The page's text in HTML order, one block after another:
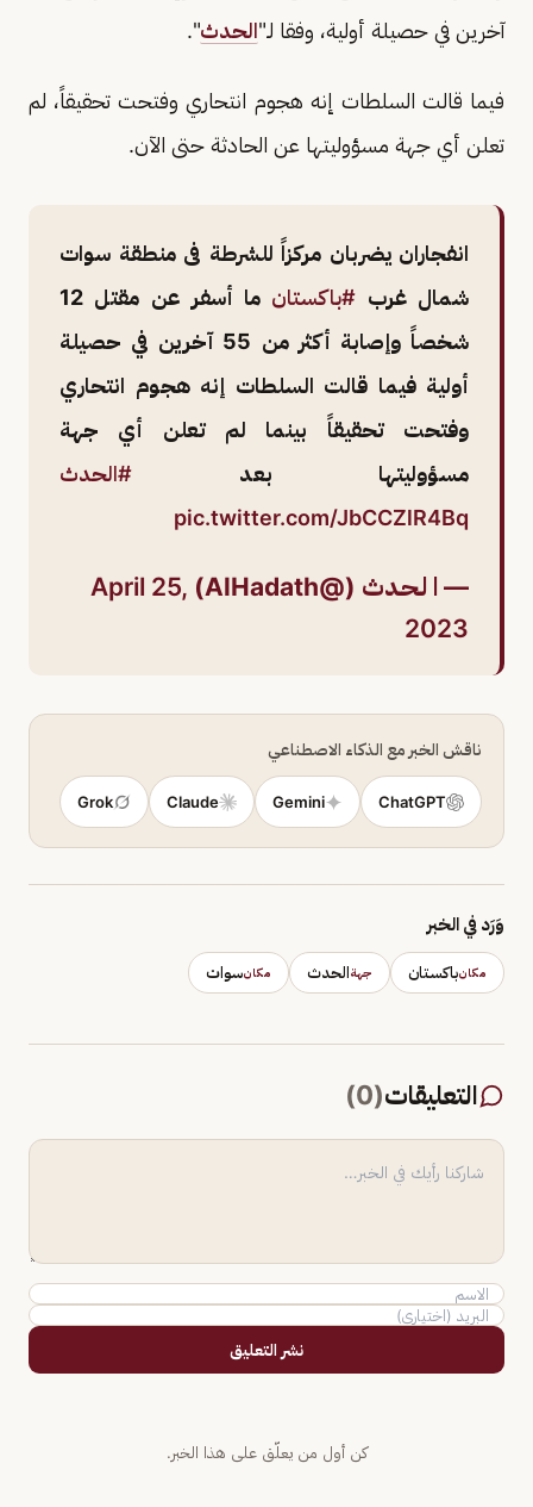
آخرين في حصيلة أولية، وفقا لـ"الحدث".
فيما قالت السلطات إنه هجوم انتحاري وفتحت تحقيقاً، لم
تعلن أي جهة مسؤوليتها عن الحادثة حتى الآن.
انفجاران يضربان مركزاً للشرطة فى منطقة سوات
شمال غرب #باكستان
ما أسفر عن مقتل 12
شخصاً وإصابة أكثر من 55 آخرين في حصيلة
أولية فيما قالت السلطات إنه هجوم انتحاري
وفتحت تحقيقاً بينما لم تعلن أي جهة
مسؤوليتها بعد #الحدث
pic.twitter.com/JbCCZlR4Bq
— ا لـحـدث (@AlHadath)
April 25,
2023
ناقش الخبر مع الذكاء الاصطناعي
ChatGPT
Gemini
Claude
Grok
وَرَد في الخبر
مكانباكستان جهةالحدث مكانسوات
التعليقات(
0
)
نشر التعليق
كن أول من يعلّق على هذا الخبر.